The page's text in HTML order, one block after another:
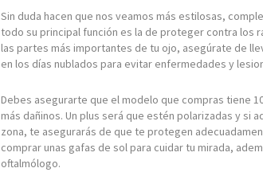
Sin duda hacen que nos veamos más estilosas,
todo su principal función es la de proteger contra los
las partes más importantes de tu ojo, asegúrate de
en los días nublados para evitar enfermedades y
Debes asegurarte que el modelo que compras tiene
más dañinos. Un plus será que estén polarizadas y si
zona, te asegurarás de que te protegen
comprar unas gafas de sol para cuidar tu mirada,
oftalmólogo.